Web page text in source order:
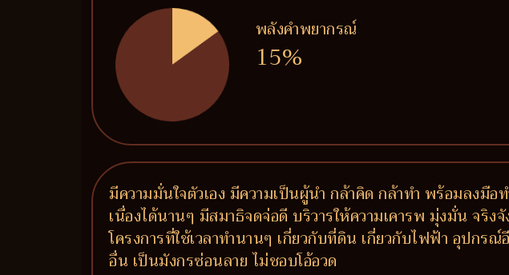
พลังคำพยากรณ์
15%
มีความมั่นใจตัวเอง มีความเป็นผู้นำ กล้าคิด กล้าทำ พร้อมลงมื
เนื่องได้นานๆ มีสมาธิจดจ่อดี บริวารให้ความเคารพ มุ่งมั่น จริง
โครงการที่ใช้เวลาทำนานๆ เกี่ยวกับที่ดิน เกี่ยวกับไฟฟ้า อุปกร
อื่น เป็นมังกรซ่อนลาย ไม่ชอบโอ้อวด